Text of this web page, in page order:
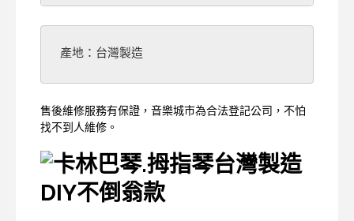
產地：台灣製造
售後維修服務有保證，音樂城市為合法登記公司，不怕
找不到人維修。